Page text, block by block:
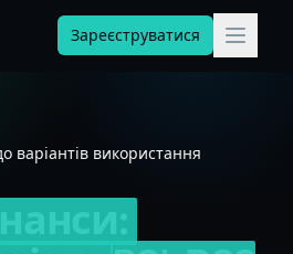
Зареєструватися
варіантів використання